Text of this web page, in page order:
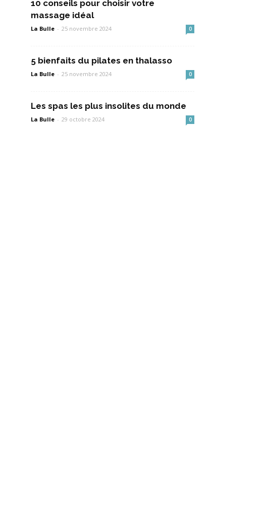
10 conseils pour choisir votre
massage idéal
La Bulle - 25 novembre 2024 0
5 bienfaits du pilates en thalasso
La Bulle - 25 novembre 2024 0
Les spas les plus insolites du monde
La Bulle - 29 octobre 2024 0